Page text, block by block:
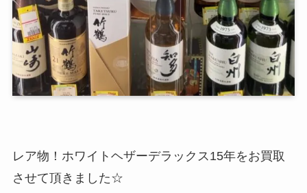
レア物！ホワイトヘザーデラックス15年をお買取
させて頂きました☆